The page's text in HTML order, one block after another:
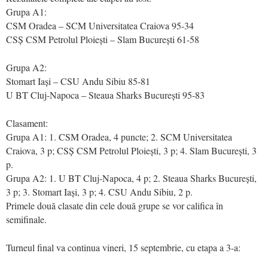
Grupa A1:
CSM Oradea – SCM Universitatea Craiova 95-34
CSȘ CSM Petrolul Ploiești – Slam București 61-58
Grupa A2:
Stomart Iași – CSU Andu Sibiu 85-81
U BT Cluj-Napoca – Steaua Sharks București 95-83
Clasament:
Grupa A1: 1. CSM Oradea, 4 puncte; 2. SCM Universitatea
Craiova, 3 p; CSȘ CSM Petrolul Ploiești, 3 p; 4. Slam București, 3
p.
Grupa A2: 1. U BT Cluj-Napoca, 4 p; 2. Steaua Sharks București,
3 p; 3. Stomart Iași, 3 p; 4. CSU Andu Sibiu, 2 p.
Primele două clasate din cele două grupe se vor califica în
semifinale.
Turneul final va continua vineri, 15 septembrie, cu etapa a 3-a: